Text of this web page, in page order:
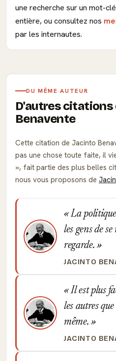
une recherche sur un mot-
entière, ou consultez nos
par les internautes.
DU MÊME AUTEUR
D'autres citations
Benavente
Cette citation de Jacinto
pas une chose toute faite, il
, fait partie des plus belles
nous vous proposons de
La politique
les gens de
regarde.
JACINTO
Il est plus
les autres
même.
JACINTO